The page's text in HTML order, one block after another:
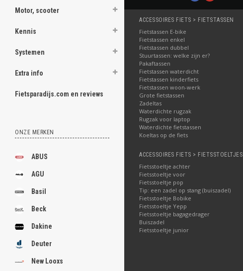
Motor, scooter
Kennis
Systemen
Extra info
Fietsparadijs.com en reviews
ONZE MERKEN
ABUS
AGU
Basil
Beck
Dakine
Deuter
New Looxs
ACCESSOIRES FIETS > FIETSTASSEN
Fietstassen E-bike
Fietstassen enkel
Fietstassen dubbel
Stuurtassen: welke zijn er?
Pakaftassen
Fietstassen waterdicht
Fietstassen kinderfiets
Fietstassen woon-werk
Grote fietstassen
Zadeltas
Waterdichte rugzak
Rugzak voor laptop
Waterdichte fietstassen
Koeltas op de fiets
ACCESSOIRES FIETS > FIETSSTOELTJES
Fietsstoeltje achter
Fietsstoeltje voor
Fietsstoeltje pop
Tip: een zadel op stang (buiszadel)
Fietsstoeltje Bobike
Fietsstoeltje Yepp
Fietsstoeltje bagagedrager
Buiszadel
Fietsstoeltje junior